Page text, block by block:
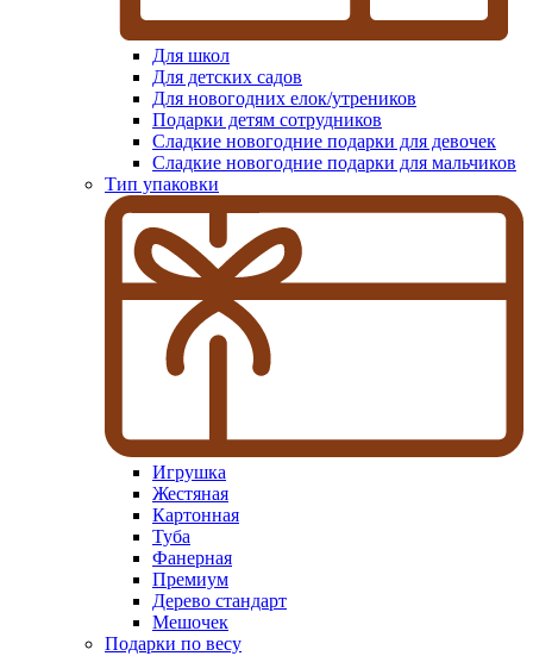
Для школ
Для детских садов
Для новогодних елок/утреников
Подарки детям сотрудников
Сладкие новогодние подарки для девочек
Сладкие новогодние подарки для мальчиков
Тип упаковки
Игрушка
Жестяная
Картонная
Туба
Фанерная
Премиум
Дерево стандарт
Мешочек
Подарки по весу